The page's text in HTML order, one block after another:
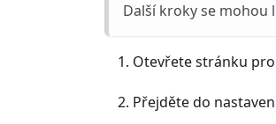
Další kroky se mohou
Otevřete stránku
Přejděte do